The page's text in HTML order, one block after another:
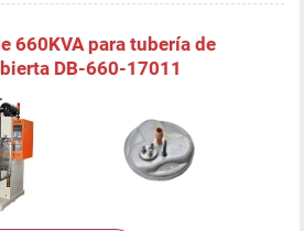
660KVA para tubería de
DB-660-17011